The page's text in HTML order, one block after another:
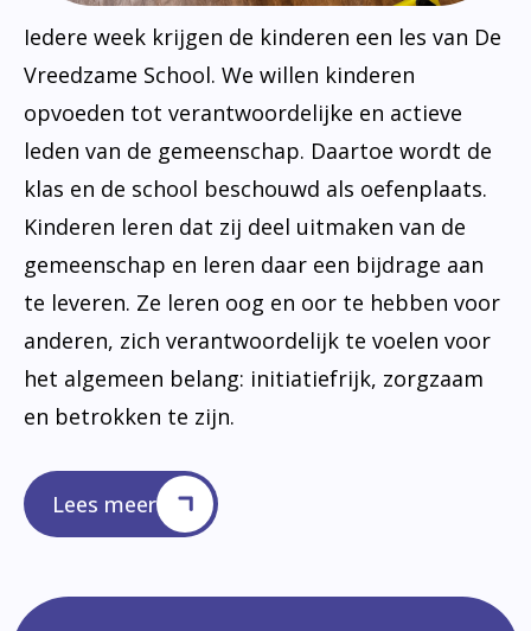
Iedere week krijgen de kinderen een les van De
Vreedzame School. We willen kinderen
opvoeden tot verantwoordelijke en actieve
leden van de gemeenschap. Daartoe wordt de
klas en de school beschouwd als oefenplaats.
Kinderen leren dat zij deel uitmaken van de
gemeenschap en leren daar een bijdrage aan
te leveren. Ze leren oog en oor te hebben voor
anderen, zich verantwoordelijk te voelen voor
het algemeen belang: initiatiefrijk, zorgzaam
en betrokken te zijn.
Lees meer